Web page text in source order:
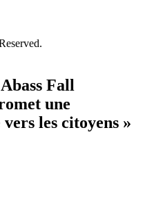
Fall
une
les citoyens »